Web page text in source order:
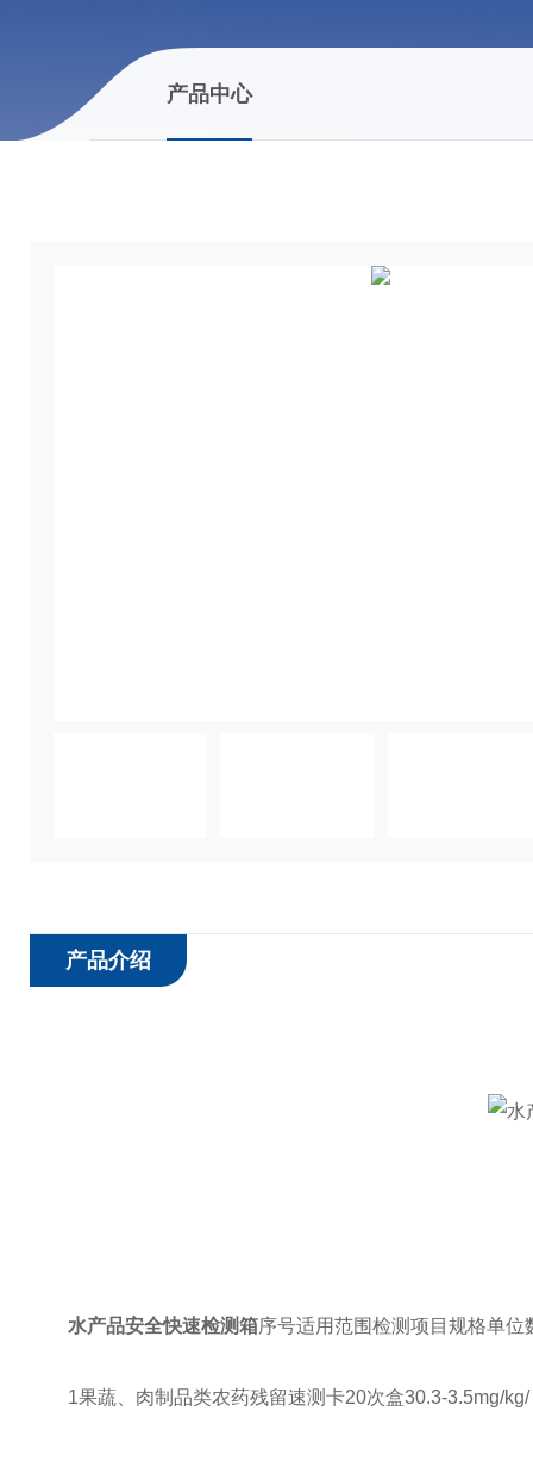
产品中心
产品介绍
水产品安全快速检测箱序号适用范围检测项目规格单位
1果蔬、肉制品类农药残留速测卡20次盒30.3-3.5mg/kg/